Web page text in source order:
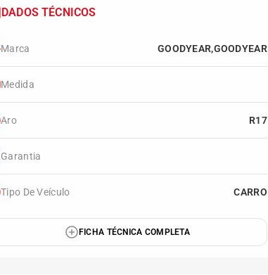
DADOS TÉCNICOS
Marca GOODYEAR,GOODYEAR
Medida
Aro R17
Garantia
Tipo De Veículo CARRO
FICHA TÉCNICA COMPLETA